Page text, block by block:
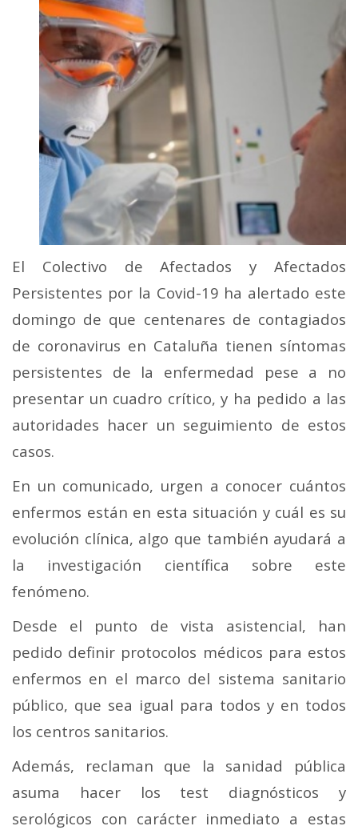
El Colectivo de Afectados y Afectados
Persistentes por la Covid-19 ha alertado este
domingo de que centenares de contagiados
de coronavirus en Cataluña tienen síntomas
persistentes de la enfermedad pese a no
presentar un cuadro crítico, y ha pedido a las
autoridades hacer un seguimiento de estos
casos.
En un comunicado, urgen a conocer cuántos
enfermos están en esta situación y cuál es su
evolución clínica, algo que también ayudará a
la investigación científica sobre este
fenómeno.
Desde el punto de vista asistencial, han
pedido definir protocolos médicos para estos
enfermos en el marco del sistema sanitario
público, que sea igual para todos y en todos
los centros sanitarios.
Además, reclaman que la sanidad pública
asuma hacer los test diagnósticos y
serológicos con carácter inmediato a estas